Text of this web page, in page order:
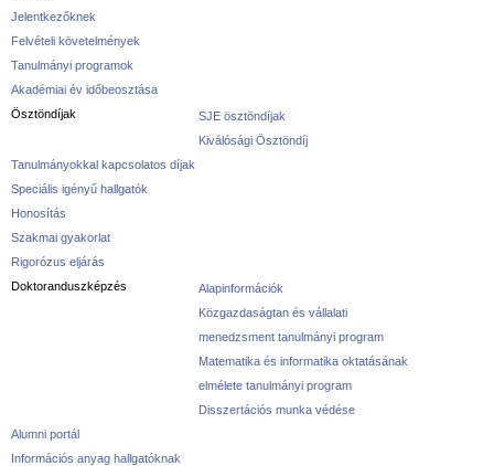
Jelentkezőknek
Felvételi követelmények
Tanulmányi programok
Akadémiai év időbeosztása
Ösztöndíjak
SJE ösztöndíjak
Kiválósági Ösztöndíj
Tanulmányokkal kapcsolatos díjak
Speciális igényű hallgatók
Honosítás
Szakmai gyakorlat
Rigorózus eljárás
Doktoranduszképzés
Alapinformációk
Közgazdaságtan és vállalati
menedzsment tanulmányi program
Matematika és informatika oktatásának
elmélete tanulmányi program
Disszertációs munka védése
Alumni portál
Információs anyag hallgatóknak